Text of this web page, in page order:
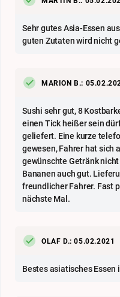
Sehr gutes Asia-Essen
guten Zutaten wird nicht
MARION B.:
Sushi sehr gut, 8
einen Tick heißer sein
geliefert. Eine kurze
gewesen, Fahrer hat sich
gewünschte Getränk
Bananen auch gut.
freundlicher Fahrer. Fast
nächste Mal.
OLAF D.: 05.02.2021
Bestes asiatisches Essen